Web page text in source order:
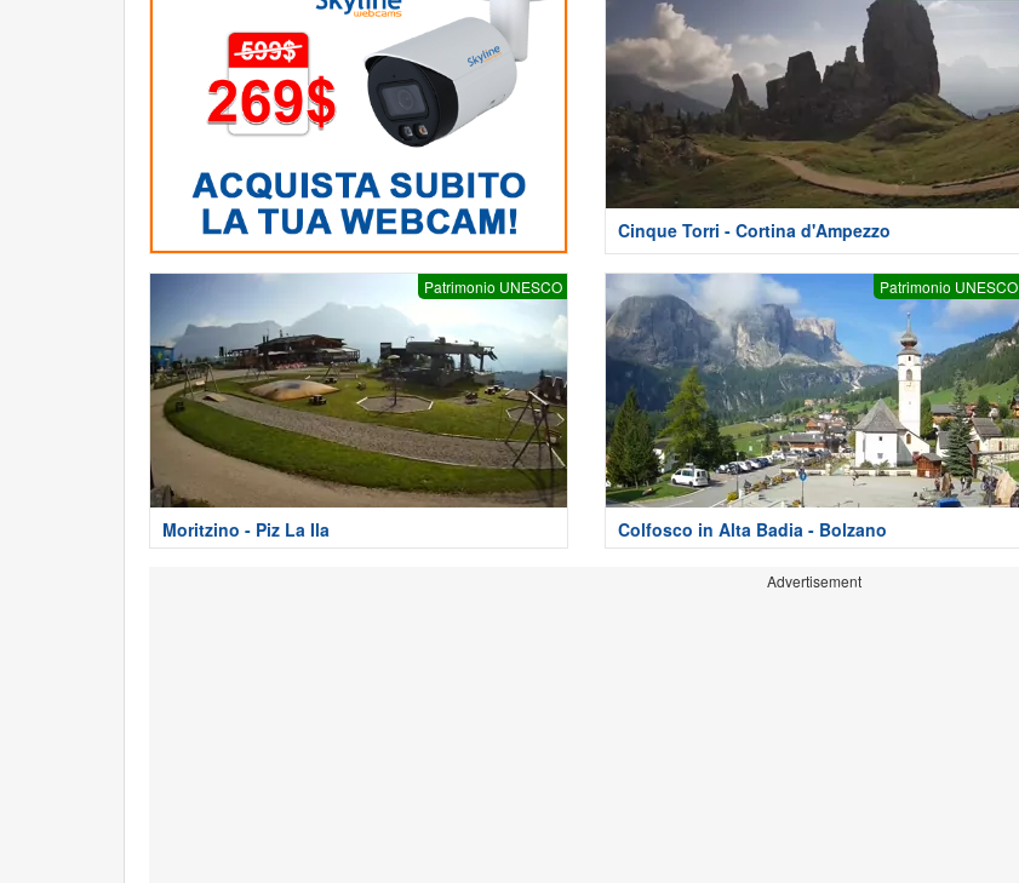
Cinque Torri - Cortina d'Ampezzo
Patrimonio UNESCO
Moritzino - Piz La Ila
Patrimonio UNESCO
Colfosco in Alta Badia - Bolzano
Advertisement